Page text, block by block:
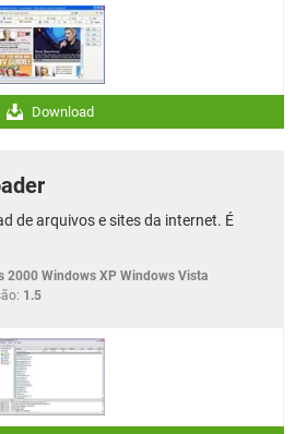
Download
de arquivos e sites da internet. É
2000 Windows XP Windows Vista
1.5